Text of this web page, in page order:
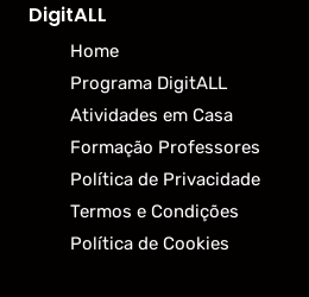
DigitALL
Home
Programa DigitALL
Atividades em Casa
Formação Professores
Política de Privacidade
Termos e Condições
Política de Cookies